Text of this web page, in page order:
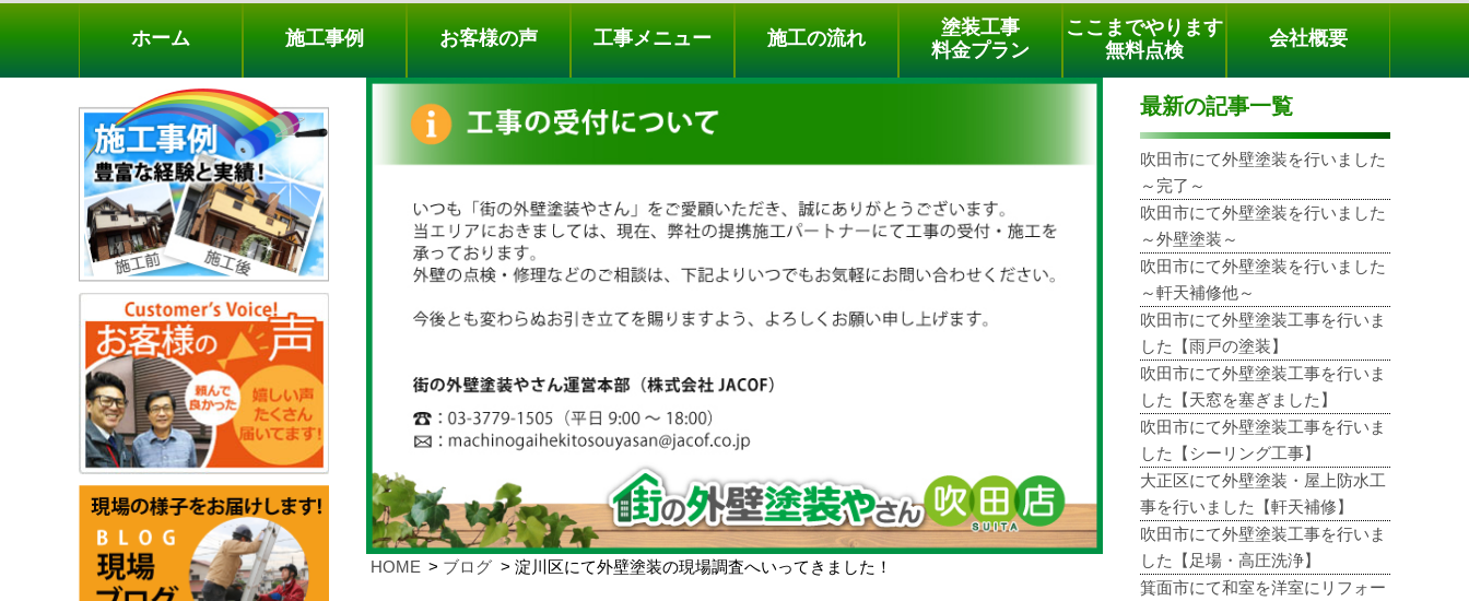
料金プラン 無料点検
電話でのご相談
[9時～18時まで受付中]
phone
ホーム 施工事例 お客様の声 工事メニュー 施工の流れ
塗装工事
料金プラン
ここまでやります
無料点検
会社概要
HOME ブログ 淀川区にて外壁塗装の現場調査へいってきました！
最新の記事一覧
吹田市にて外壁塗装を行いました
～完了～
吹田市にて外壁塗装を行いました
～外壁塗装～
吹田市にて外壁塗装を行いました
～軒天補修他～
吹田市にて外壁塗装工事を行いま
した【雨戸の塗装】
吹田市にて外壁塗装工事を行いま
した【天窓を塞ぎました】
吹田市にて外壁塗装工事を行いま
した【シーリング工事】
大正区にて外壁塗装・屋上防水工
事を行いました【軒天補修】
吹田市にて外壁塗装工事を行いま
した【足場・高圧洗浄】
箕面市にて和室を洋室にリフォー